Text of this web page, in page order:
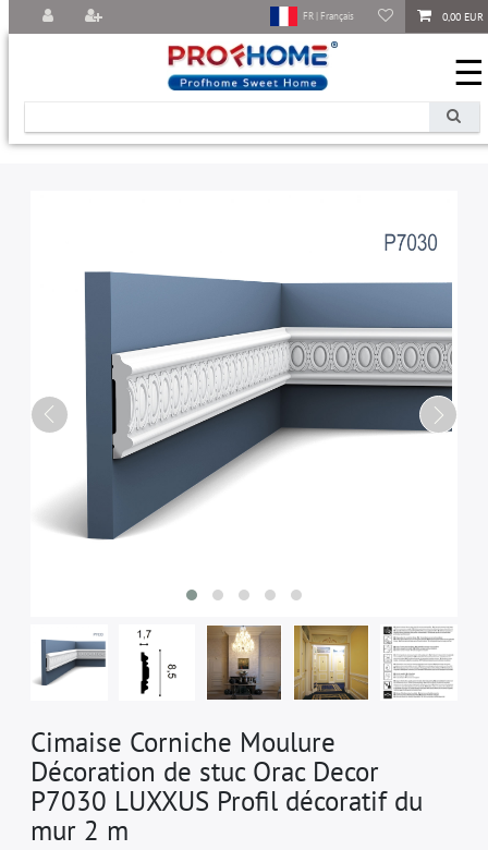
0,00 EUR
FR | Français
☰
Cimaise Corniche Moulure
Décoration de stuc Orac Decor
P7030 LUXXUS Profil décoratif du
mur 2 m